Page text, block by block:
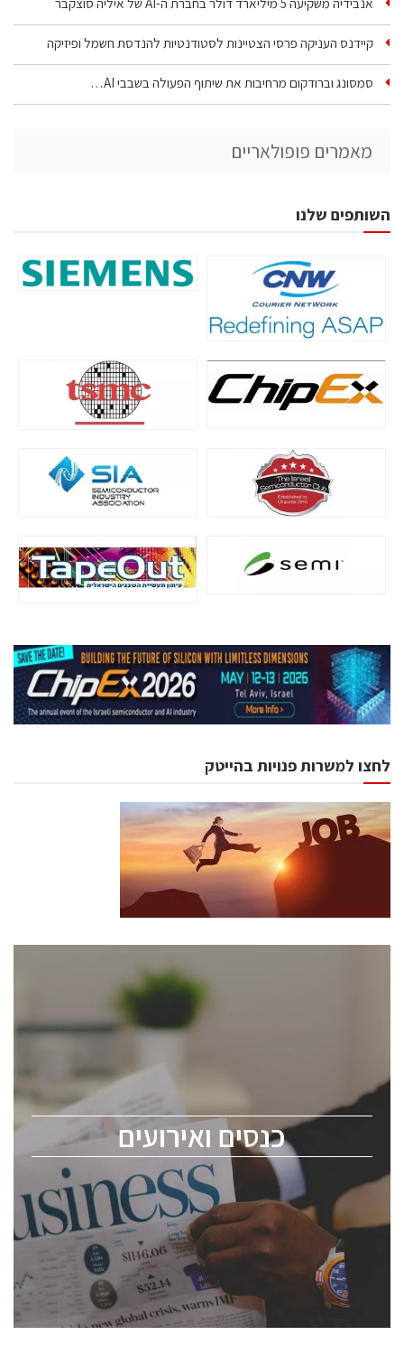
קיידנס העניקה פרסי הצטיינות לסטודנטיות להנדסת חשמל ופיזיקה
סמסונג וברודקום מרחיבות את שיתוף הפעולה בשבבי AI…
מאמרים פופולאריים
השותפים שלנו
לחצו למשרות פנויות בהייטק
כנסים ואירועים
כנסים ואירועים
לכל העוסקים בתעשיית הסמיקונדקטור כולל מהנדסים,
ChipEx2026 will be held on May 12-13, 2026. The
conference is intended for everyone involved in the
semiconductor industry, including engineers,
professional experts, and senior executives.
לחץ לפרטים